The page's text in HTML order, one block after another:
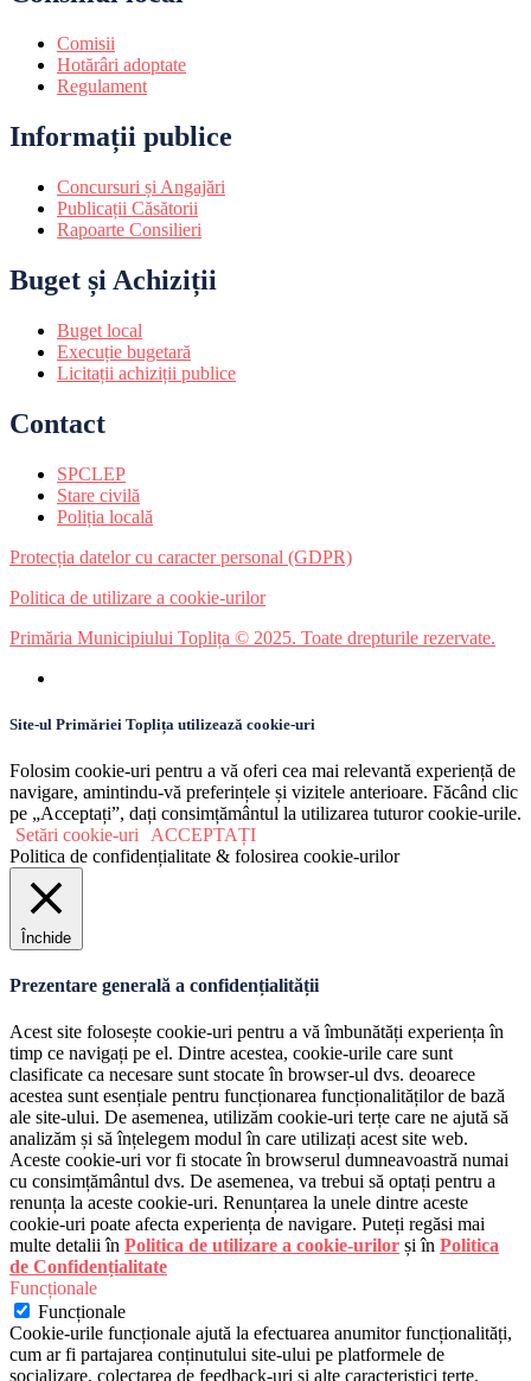
Comisii
Hotărâri adoptate
Regulament
Informații publice
Concursuri și Angajări
Publicații Căsătorii
Rapoarte Consilieri
Buget și Achiziții
Buget local
Execuție bugetară
Licitații achiziții publice
Contact
SPCLEP
Stare civilă
Poliția locală
Protecția datelor cu caracter personal (GDPR)
Politica de utilizare a cookie-urilor
Primăria Municipiului Toplița © 2025. Toate drepturile rezervate.
Site-ul Primăriei Toplița utilizează cookie-uri
Folosim cookie-uri pentru a vă oferi cea mai relevantă experiență de
navigare, amintindu-vă preferințele și vizitele anterioare. Făcând clic
pe „Acceptați”, dați consimțământul la utilizarea tuturor cookie-urile.
Setări cookie-uri
ACCEPTAȚI
Politica de confidențialitate & folosirea cookie-urilor
Închide
Prezentare generală a confidențialității
Acest site folosește cookie-uri pentru a vă îmbunătăți experiența în
timp ce navigați pe el. Dintre acestea, cookie-urile care sunt
clasificate ca necesare sunt stocate în browser-ul dvs. deoarece
acestea sunt esențiale pentru funcționarea funcționalităților de bază
ale site-ului. De asemenea, utilizăm cookie-uri terțe care ne ajută să
analizăm și să înțelegem modul în care utilizați acest site web.
Aceste cookie-uri vor fi stocate în browserul dumneavoastră numai
cu consimțământul dvs. De asemenea, va trebui să optați pentru a
renunța la aceste cookie-uri. Renunțarea la unele dintre aceste
cookie-uri poate afecta experiența de navigare. Puteți regăsi mai
multe detalii în Politica de utilizare a cookie-urilor și în Politica
de Confidențialitate
Funcționale
Funcționale
Cookie-urile funcționale ajută la efectuarea anumitor funcționalități,
cum ar fi partajarea conținutului site-ului pe platformele de
socializare, colectarea de feedback-uri și alte caracteristici terțe.